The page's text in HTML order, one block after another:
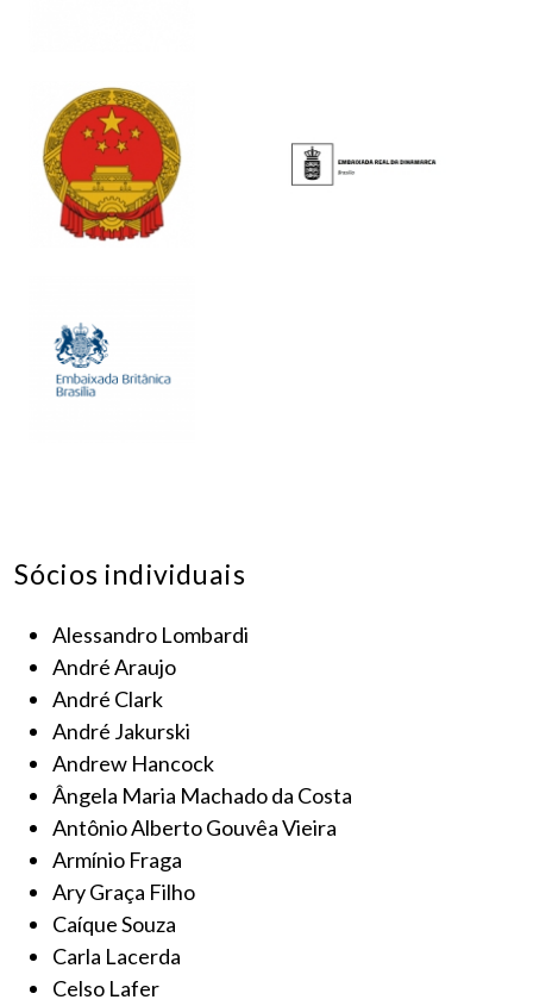
Sócios individuais
Alessandro Lombardi
André Araujo
André Clark
André Jakurski
Andrew Hancock
Ângela Maria Machado da Costa
Antônio Alberto Gouvêa Vieira
Armínio Fraga
Ary Graça Filho
Caíque Souza
Carla Lacerda
Celso Lafer